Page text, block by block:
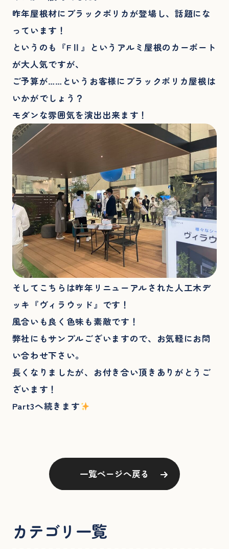
昨年屋根材にブラックポリカが登場し、話題にな
っています！
というのも『FⅡ』というアルミ屋根のカーポート
が大人気ですが、
ご予算が……というお客様にブラックポリカ屋根は
いかがでしょう？
モダンな雰囲気を演出出来ます！
そしてこちらは昨年リニューアルされた人工木デ
ッキ『ヴィラウッド』です！
風合いも良く色味も素敵です！
弊社にもサンプルございますので、お気軽にお問
い合わせ下さい。
長くなりましたが、お付き合い頂きありがとうご
ざいます！
Part3へ続きます
カテゴリ一覧
一覧ページへ戻る